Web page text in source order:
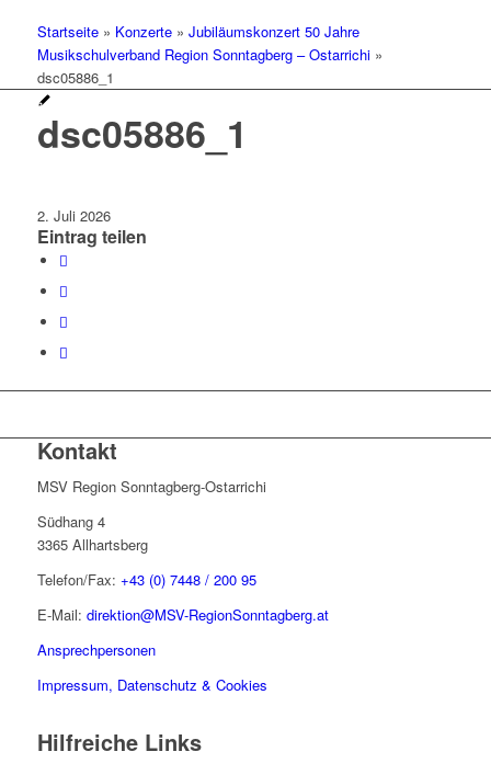
Startseite» Konzerte» Jubiläumskonzert 50 Jahre
Musikschulverband Region Sonntagberg – Ostarrichi»
dsc05886_1
dsc05886_1
2. Juli 2026
Eintrag teilen
Kontakt
MSV Region Sonntagberg-Ostarrichi
Südhang 4
3365 Allhartsberg
Telefon/Fax: +43 (0) 7448 / 200 95
E-Mail: direktion@MSV-RegionSonntagberg.at
Ansprechpersonen
Impressum, Datenschutz & Cookies
Hilfreiche Links